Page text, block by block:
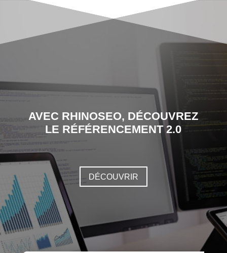
AVEC RHINOSEO, DÉCOUVREZ
LE RÉFÉRENCEMENT 2.0
DÉCOUVRIR